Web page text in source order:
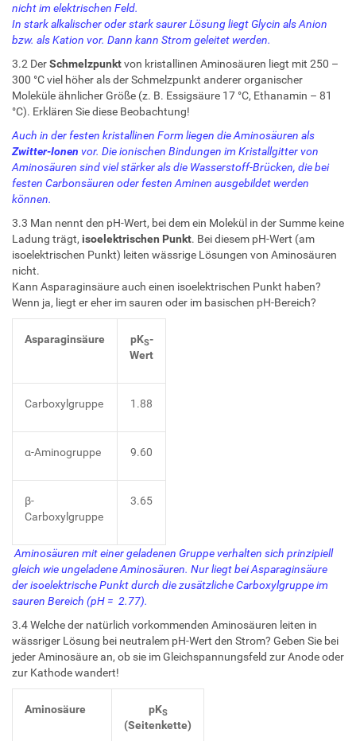
nicht im elektrischen Feld.
In stark alkalischer oder stark saurer Lösung liegt Glycin als Anion
bzw. als Kation vor. Dann kann Strom geleitet werden.
3.2 DerSchmelzpunktvon kristallinen Aminosäuren liegt mit 250 –
300 °C viel höher als der Schmelzpunkt anderer organischer
Moleküle ähnlicher Größe (z. B. Essigsäure 17 °C, Ethanamin – 81
°C). Erklären Sie diese Beobachtung!
Auch in der festen kristallinen Form liegen die Aminosäuren als
Zwitter-Ionen vor. Die ionischen Bindungen im Kristallgitter von
Aminosäuren sind viel stärker als die Wasserstoff-Brücken, die bei
festen Carbonsäuren oder festen Aminen ausgebildet werden
können.
3.3 Man nennt den pH-Wert, bei dem ein Molekül in der Summe keine
Ladung trägt, isoelektrischen Punkt. Bei diesem pH-Wert (am
isoelektrischen Punkt) leiten wässrige Lösungen von Aminosäuren
nicht.
Kann Asparaginsäure auch einen isoelektrischen Punkt haben?
Wenn ja, liegt er eher im sauren oder im basischen pH-Bereich?
Asparaginsäure pKS-
Wert
Carboxylgruppe 1.88
α-Aminogruppe 9.60
β-
Carboxylgruppe
3.65
Aminosäuren mit einer geladenen Gruppe verhalten sich prinzipiell
gleich wie ungeladene Aminosäuren. Nur liegt bei Asparaginsäure
der isoelektrische Punkt durch die zusätzliche Carboxylgruppe im
sauren Bereich (pH = 2.77).
3.4 Welche der natürlich vorkommenden Aminosäuren leiten in
wässriger Lösung bei neutralem pH-Wert den Strom? Geben Sie bei
jeder Aminosäure an, ob sie im Gleichspannungsfeld zur Anode oder
zur Kathode wandert!
Aminosäure pKS
(Seitenkette)